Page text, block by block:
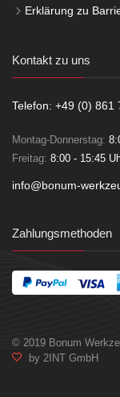
Erklärung zu
Kontakt zu uns
Telefon: +49 (0) 861
Montag-Donnerstag:
Freitag: 8:00 - 15:45
info@bonum-
Zahlungsmethoden
© 2019 Bonum
by 2INT GmbH